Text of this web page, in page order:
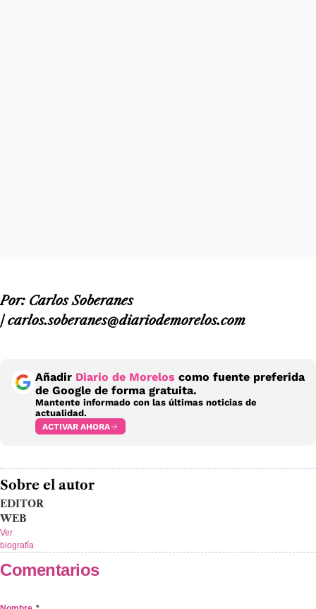
Por: Carlos Soberanes
/ carlos.soberanes@diariodemorelos.com
Añadir Diario de Morelos como fuente preferida
de Google de forma gratuita.
Mantente informado con las últimas noticias de
actualidad.
ACTIVAR AHORA
Sobre el autor
EDITOR
WEB
Ver
biografía
Comentarios